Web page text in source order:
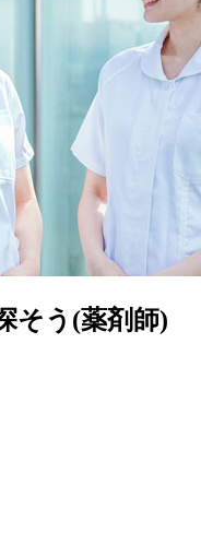
そう(薬剤師)